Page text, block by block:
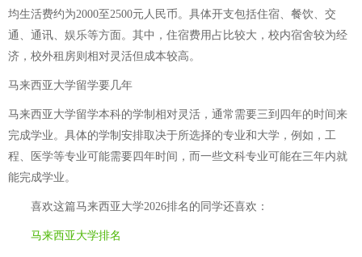
均生活费约为2000至2500元人民币。具体开支包括住宿、餐饮、交
通、通讯、娱乐等方面。其中，住宿费用占比较大，校内宿舍较为经
济，校外租房则相对灵活但成本较高。
马来西亚大学留学要几年
马来西亚大学留学本科的学制相对灵活，通常需要三到四年的时间来
完成学业。具体的学制安排取决于所选择的专业和大学，例如，工
程、医学等专业可能需要四年时间，而一些文科专业可能在三年内就
能完成学业。
喜欢这篇马来西亚大学2026排名 的同学还喜欢：
马来西亚大学排名